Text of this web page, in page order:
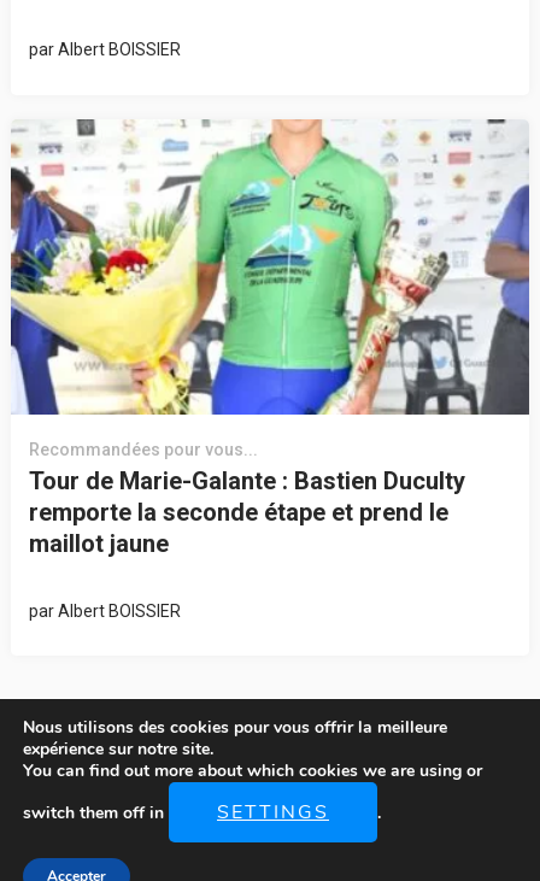
parAlbert BOISSIER
Recommandées pour vous...
Tour de Marie-Galante : Bastien Duculty
remporte la seconde étape et prend le
maillot jaune
parAlbert BOISSIER
© Copyright 2026 LOCATIONS-MARIE-GALANTE
The Ultralight | Développé Par
Nous utilisons des cookies pour vous offrir la meilleure
expérience sur notre site.
You can find out more about which cookies we are using or
switch them off in
SETTINGS .
Accepter